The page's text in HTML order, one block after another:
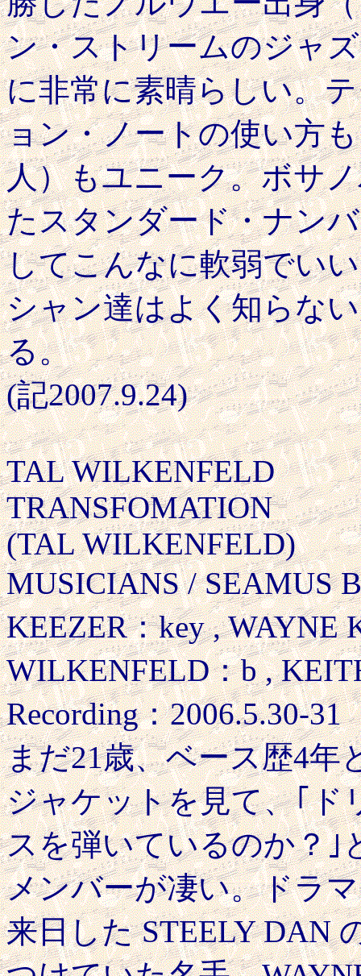
ン・ストリームのジャ
に非常に素晴らしい。
ョン・ノートの使い方
人）もユニーク。ボサ
たスタンダード・ナン
してこんなに軟弱でい
シャン達はよく知らな
る。
(記2007.9.24)
TAL WILKENFELD
TRANSFOMATION
(TAL WILKENFELD)
MUSICIANS / SEAMUS
KEEZER：key , WAYNE
WILKENFELD：b ,
Recording：2006.5.30-31
まだ21歳、ベース歴4年
ジャケットを見て、｢ド
スを弾いているのか？｣
メンバーが凄い。ドラ
来日した STEELY DAN